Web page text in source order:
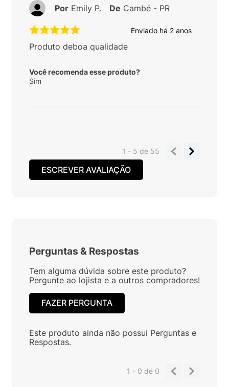
Enviado há 2 anos
Produto deboa qualidade
Você recomenda esse produto?
Sim
Por Emily P. De Cambé - PR
1 - 5de 55
ESCREVER AVALIAÇÃO
Perguntas & Respostas
Tem alguma dúvida sobre este produto?
Pergunte ao lojista e a outros compradores!
FAZER PERGUNTA
Este produto ainda não possui Perguntas e
Respostas.
1 - 0de 0